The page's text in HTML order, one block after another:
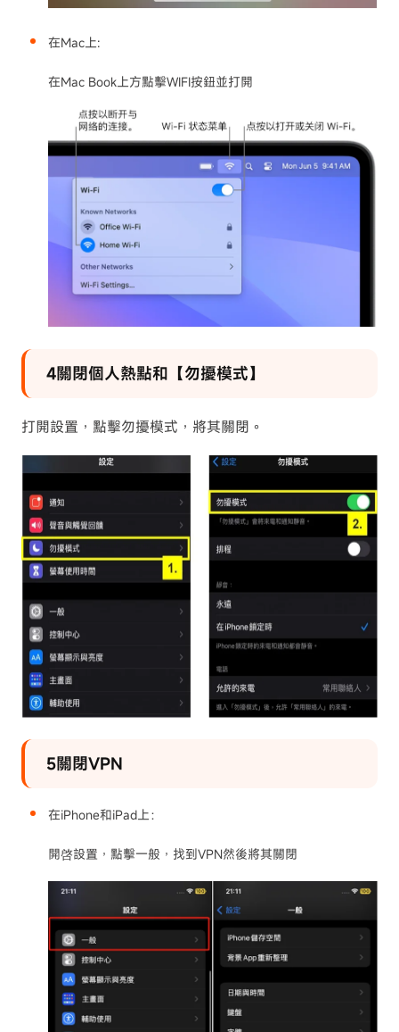
在Mac上:
在Mac Book上方點擊WIFI按鈕並打開
4關閉個人熱點和【勿擾模式】
打開設置，點擊勿擾模式，將其關閉。
5關閉VPN
在iPhone和iPad上：
開啓設置，點擊一般，找到VPN然後將其關閉